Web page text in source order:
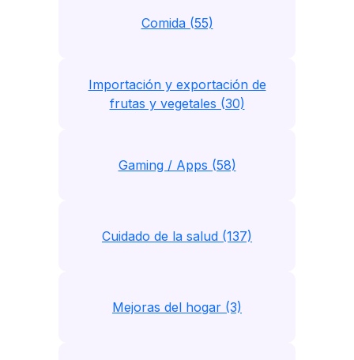
Comida (55)
Importación y exportación de
frutas y vegetales (30)
Gaming / Apps (58)
Cuidado de la salud (137)
Mejoras del hogar (3)